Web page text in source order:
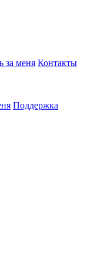
за меня Контакты
Поддержка